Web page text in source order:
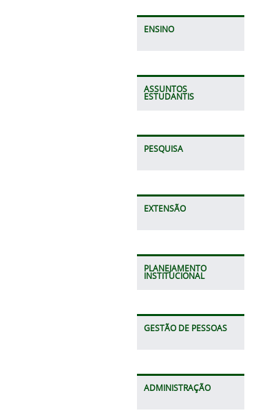
ENSINO
ASSUNTOS
ESTUDANTIS
PESQUISA
EXTENSÃO
PLANEJAMENTO
INSTITUCIONAL
GESTÃO DE PESSOAS
ADMINISTRAÇÃO